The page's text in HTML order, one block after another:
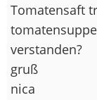
Tomatensaft
verstanden?
gruß
nica